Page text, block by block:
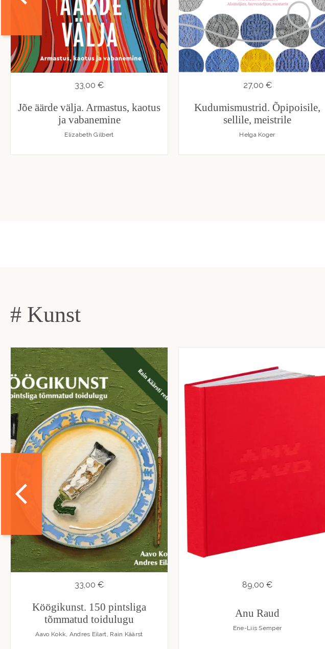
33,00 €
Jõe äärde välja. Armastus, kaotus
ja vabanemine
Elizabeth Gilbert
27,00 €
Kudumismustrid. Õpipoisile,
sellile, meistrile
Helga Koger
# Kunst
33,00 €
Köögikunst. 150 pintsliga
tõmmatud toidulugu
Aavo Kokk, Andres Eilart, Rain Käärst
89,00 €
Anu Raud
Ene-Liis Semper